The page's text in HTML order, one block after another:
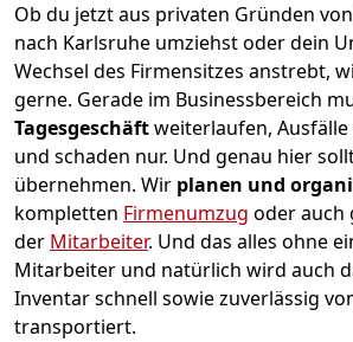
Ob du jetzt aus privaten Gründen
nach Karlsruhe umziehst oder dein
Wechsel des Firmensitzes anstrebt,
gerne. Gerade im Businessbereich
Tagesgeschäftweiterlaufen,
und schaden nur. Und genau hier
übernehmen. Wir planen und
kompletten Firmenumzug oder auch
der Mitarbeiter. Und das alles ohne
Mitarbeiter und natürlich wird auch
Inventar schnell sowie zuverlässig
transportiert.